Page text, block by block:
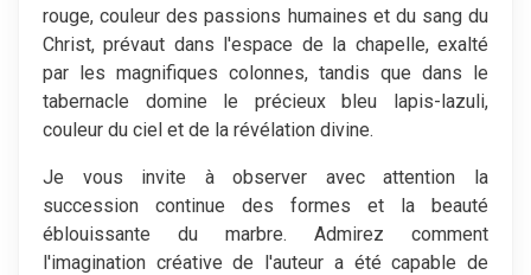
rouge, couleur des passions humaines et du sang du
Christ, prévaut dans l'espace de la chapelle, exalté
par les magnifiques colonnes, tandis que dans le
tabernacle domine le précieux bleu lapis-lazuli,
couleur du ciel et de la révélation divine.
Je vous invite à observer avec attention la
succession continue des formes et la beauté
éblouissante du marbre. Admirez comment
l'imagination créative de l'auteur a été capable de